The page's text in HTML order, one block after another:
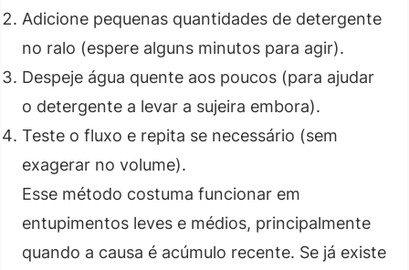
Adicione pequenas quantidades de detergente
no ralo (espere alguns minutos para agir).
Despeje água quente aos poucos (para ajudar
o detergente a levar a sujeira embora).
Teste o fluxo e repita se necessário (sem
exagerar no volume).
Esse método costuma funcionar em
entupimentos leves e médios, principalmente
quando a causa é acúmulo recente. Se já existe